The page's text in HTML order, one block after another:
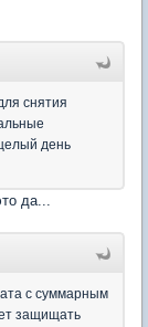
снятия
день
да...
с суммарным
защищать